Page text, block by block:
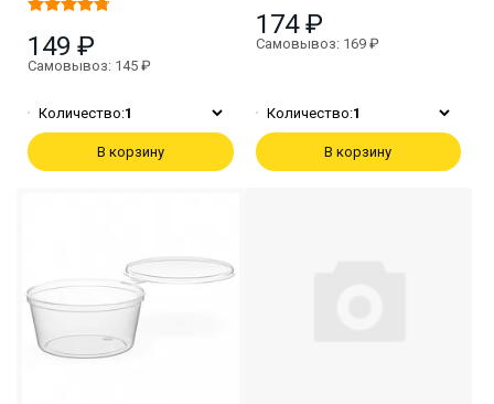
149 ₽
Самовывоз: 145 ₽
Количество:1
В корзину
174 ₽
Самовывоз: 169 ₽
Количество:1
В корзину